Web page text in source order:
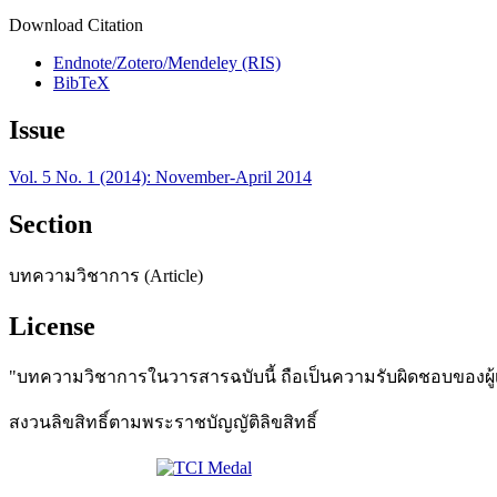
Download Citation
Endnote/Zotero/Mendeley (RIS)
BibTeX
Issue
Vol. 5 No. 1 (2014): November-April 2014
Section
บทความวิชาการ (Article)
License
"บทความวิชาการในวารสารฉบับนี้ ถือเป็นความรับผิดชอบของผู้
สงวนลิขสิทธิ์ตามพระราชบัญญัติลิขสิทธิ์